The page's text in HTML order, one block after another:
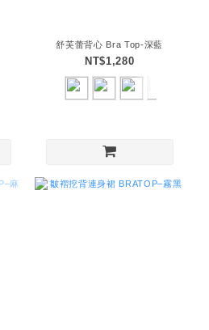
舒芙蕾背心 Bra Top-深藍
NT$1,280